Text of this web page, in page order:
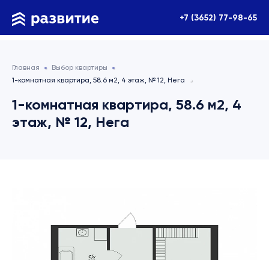
+7 (3652) 77-98-65
Главная
Выбор квартиры
1-комнатная квартира, 58.6 м2, 4 этаж, № 12, Нега
1-комнатная квартира, 58.6 м2, 4
этаж, № 12, Нега